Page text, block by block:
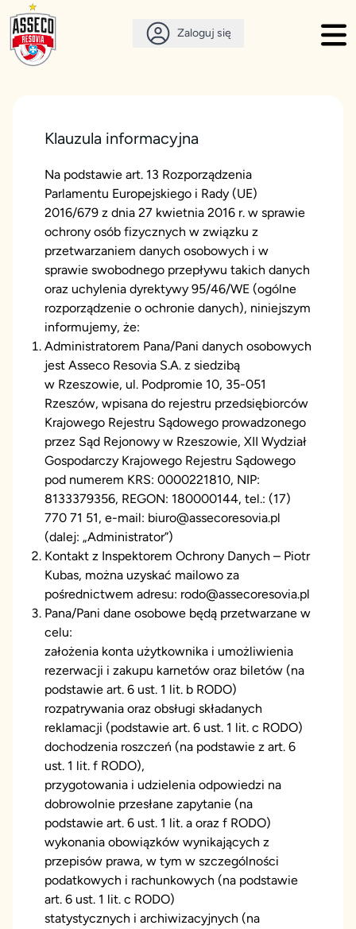
Zaloguj się
Klauzula informacyjna
Na podstawie art. 13 Rozporządzenia
Parlamentu Europejskiego i Rady (UE)
2016/679 z dnia 27 kwietnia 2016 r. w sprawie
ochrony osób fizycznych w związku z
przetwarzaniem danych osobowych i w
sprawie swobodnego przepływu takich danych
oraz uchylenia dyrektywy 95/46/WE (ogólne
rozporządzenie o ochronie danych), niniejszym
informujemy, że:
Administratorem Pana/Pani danych osobowych
jest Asseco Resovia S.A. z siedzibą
w Rzeszowie, ul. Podpromie 10, 35-051
Rzeszów, wpisana do rejestru przedsiębiorców
Krajowego Rejestru Sądowego prowadzonego
przez Sąd Rejonowy w Rzeszowie, XII Wydział
Gospodarczy Krajowego Rejestru Sądowego
pod numerem KRS: 0000221810, NIP:
8133379356, REGON: 180000144, tel.: (17)
770 71 51, e-mail: biuro@assecoresovia.pl
(dalej: „Administrator”)
Kontakt z Inspektorem Ochrony Danych – Piotr
Kubas, można uzyskać mailowo za
pośrednictwem adresu: rodo@assecoresovia.pl
Pana/Pani dane osobowe będą przetwarzane w
celu:
założenia konta użytkownika i umożliwienia
rezerwacji i zakupu karnetów oraz biletów (na
podstawie art. 6 ust. 1 lit. b RODO)
rozpatrywania oraz obsługi składanych
reklamacji (podstawie art. 6 ust. 1 lit. c RODO)
dochodzenia roszczeń (na podstawie z art. 6
ust. 1 lit. f RODO),
przygotowania i udzielenia odpowiedzi na
dobrowolnie przesłane zapytanie (na
podstawie art. 6 ust. 1 lit. a oraz f RODO)
wykonania obowiązków wynikających z
przepisów prawa, w tym w szczególności
podatkowych i rachunkowych (na podstawie
art. 6 ust. 1 lit. c RODO)
statystycznych i archiwizacyjnych (na